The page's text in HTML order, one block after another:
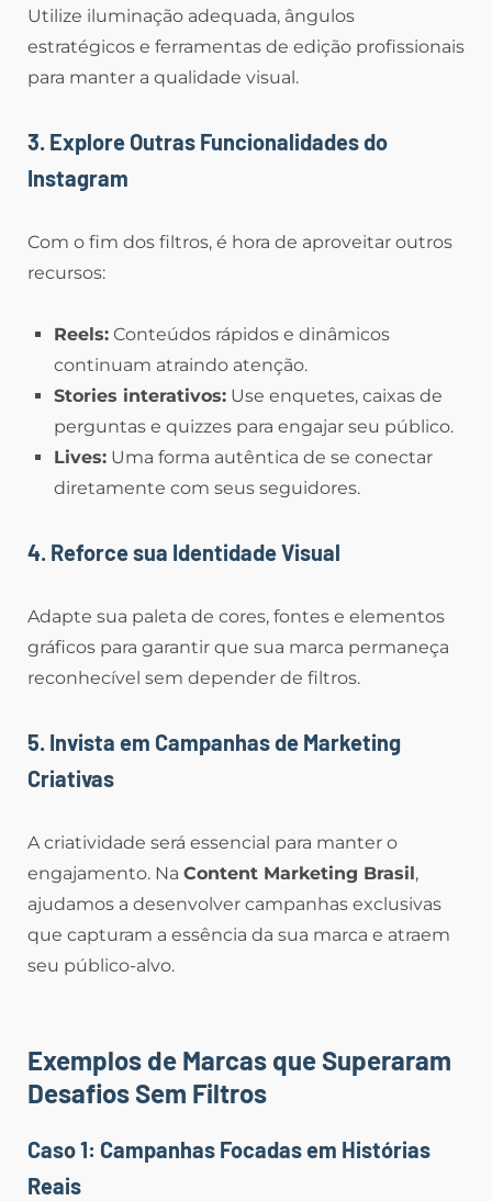
Utilize iluminação adequada, ângulos
estratégicos e ferramentas de edição profissionais
para manter a qualidade visual.
3. Explore Outras Funcionalidades do
Instagram
Com o fim dos filtros, é hora de aproveitar outros
recursos:
Reels: Conteúdos rápidos e dinâmicos
continuam atraindo atenção.
Stories interativos: Use enquetes, caixas de
perguntas e quizzes para engajar seu público.
Lives: Uma forma autêntica de se conectar
diretamente com seus seguidores.
4. Reforce sua Identidade Visual
Adapte sua paleta de cores, fontes e elementos
gráficos para garantir que sua marca permaneça
reconhecível sem depender de filtros.
5. Invista em Campanhas de Marketing
Criativas
A criatividade será essencial para manter o
engajamento. Na Content Marketing Brasil ,
ajudamos a desenvolver campanhas exclusivas
que capturam a essência da sua marca e atraem
seu público-alvo.
Exemplos de Marcas que Superaram
Desafios Sem Filtros
Caso 1: Campanhas Focadas em Histórias
Reais